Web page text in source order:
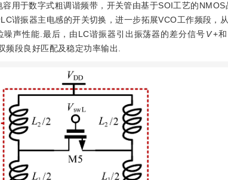
用于数字式粗调谐频带，开关管由基于SOI工艺的
谐振器主电感的开关切换，进一步拓展VCO工作频段，
声性能.最后，由LC谐振器引出振荡器的差分信号V+和
段良好匹配及稳定功率输出.